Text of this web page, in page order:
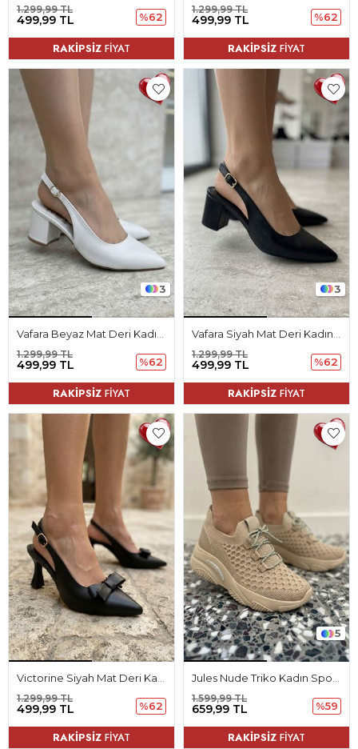
499,99 TL
1.299,99 TL
%62
RAKİPSİZ FİYAT
499,99 TL
1.299,99 TL
%62
RAKİPSİZ FİYAT
3
499,99 TL
1.299,99 TL
%62
RAKİPSİZ FİYAT
3
499,99 TL
1.299,99 TL
%62
RAKİPSİZ FİYAT
499,99 TL
1.299,99 TL
%62
RAKİPSİZ FİYAT
5
659,99 TL
1.599,99 TL
%59
RAKİPSİZ FİYAT